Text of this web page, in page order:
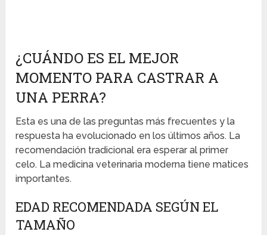
¿CUÁNDO ES EL MEJOR
MOMENTO PARA CASTRAR A
UNA PERRA?
Esta es una de las preguntas más frecuentes y la
respuesta ha evolucionado en los últimos años. La
recomendación tradicional era esperar al primer
celo. La medicina veterinaria moderna tiene matices
importantes.
EDAD RECOMENDADA SEGÚN EL
TAMAÑO